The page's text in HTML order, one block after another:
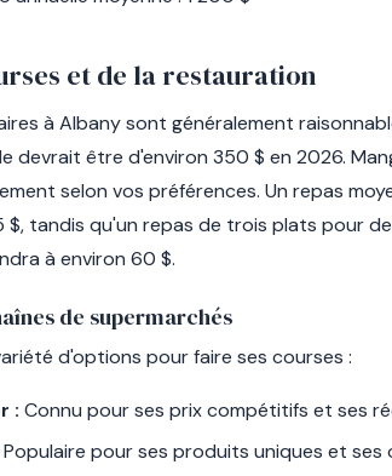
et de la restauration
à Albany sont généralement
devrait être d'environ 350 $ en 2026.
selon vos préférences. Un repas
$, tandis qu'un repas de trois plats pour
à environ 60 $.
de supermarchés
d'options pour faire ses courses :
: Connu pour ses prix compétitifs et ses
Populaire pour ses produits uniques et ses